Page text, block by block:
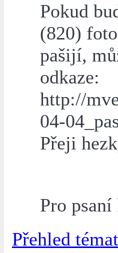
Pokud
(820)
pašijí,
odkaze:
http://
04-
Přeji
Pro
Přehled témat